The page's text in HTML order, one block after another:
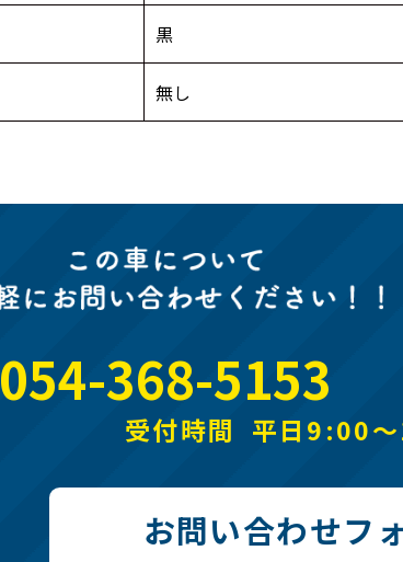
黒
無し
054-368-5153
受付時間 平日9:00
お問い合わせフ